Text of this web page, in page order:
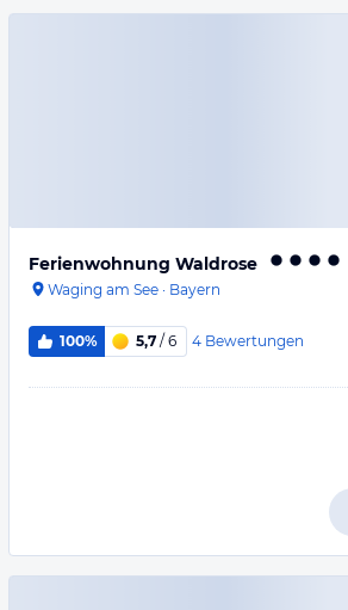
Ferienwohnung Waldrose
Waging am See · Bayern
100% 5,7 / 6 4 Bewertungen